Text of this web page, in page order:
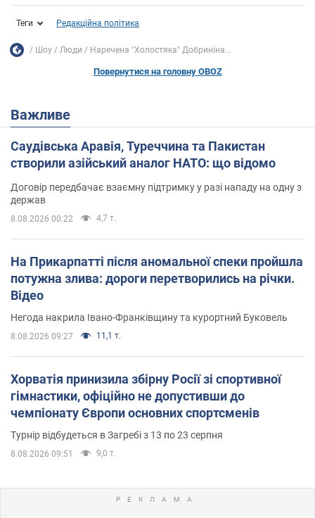
Теги Редакційна політика
Шоу Люди Наречена "Холостяка" Добриніна...
Повернутися на головну OBOZ
Важливе
Саудівська Аравія, Туреччина та Пакистан
створили азійський аналог НАТО: що відомо
Договір передбачає взаємну підтримку у разі нападу на одну з
держав
8.08.2026 00:22 4,7 т.
На Прикарпатті після аномальної спеки пройшла
потужна злива: дороги перетворились на річки.
Відео
Негода накрила Івано-Франківщину та курортний Буковель
8.08.2026 09:27 11,1 т.
Хорватія принизила збірну Росії зі спортивної
гімнастики, офіційно не допустивши до
чемпіонату Європи основних спортсменів
Турнір відбудеться в Загребі з 13 по 23 серпня
8.08.2026 09:51 9,0 т.